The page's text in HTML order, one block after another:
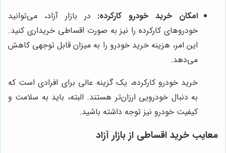
امکان خرید خودرو کارکرده: در بازار آزاد، می‌توانید
خودروهای کارکرده را نیز به صورت اقساطی خریداری کنید.
این امر، هزینه خرید خودرو را به میزان قابل توجهی کاهش
می‌دهد.
خرید خودرو کارکرده، یک گزینه عالی برای افرادی است که
به دنبال خودرویی ارزان‌تر هستند. البته، باید به سلامت و
کیفیت خودرو نیز توجه داشته باشید.
معایب خرید اقساطی از بازار آزاد